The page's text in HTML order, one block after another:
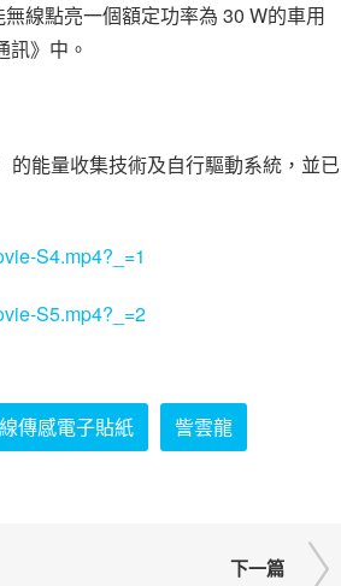
線點亮一個額定功率為 30 W的車用
》中。
能量收集技術及自行驅動系統，並已
S4.mp4?_=1
S5.mp4?_=2
傳感電子貼紙 訾雲龍
下一篇